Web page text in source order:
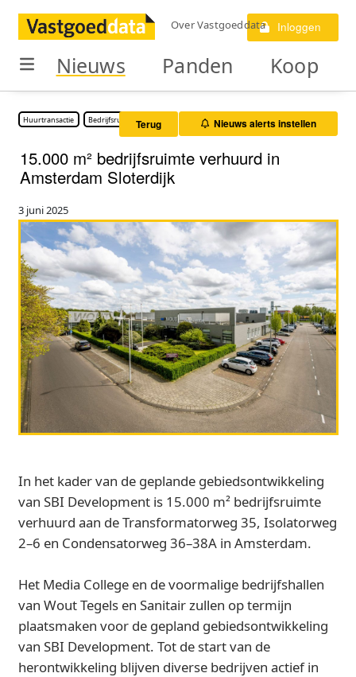
Over Vastgoeddata Inloggen
Nieuws Panden Koop
Huurtransactie Bedrijfsruimte Terug Nieuws alerts instellen
15.000 m² bedrijfsruimte verhuurd in
Amsterdam Sloterdijk
3 juni 2025
In het kader van de geplande gebiedsontwikkeling
van SBI Development is 15.000 m² bedrijfsruimte
verhuurd aan de Transformatorweg 35, Isolatorweg
2–6 en Condensatorweg 36–38A in Amsterdam.
Het Media College en de voormalige bedrijfshallen
van Wout Tegels en Sanitair zullen op termijn
plaatsmaken voor de gepland gebiedsontwikkeling
van SBI Development. Tot de start van de
herontwikkeling blijven diverse bedrijven actief in